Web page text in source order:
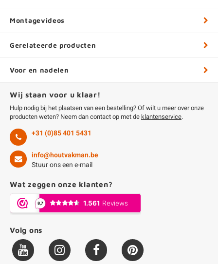
Montagevideos
Gerelateerde producten
Voor en nadelen
Wij staan voor u klaar!
Hulp nodig bij het plaatsen van een bestelling? Of wilt u meer over onze
producten weten? Neem dan contact op met de klantenservice.
+31 (0)85 401 5431
info@houtvakman.be
Stuur ons een e-mail
Wat zeggen onze klanten?
Volg ons